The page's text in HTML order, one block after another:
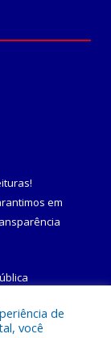
!
em
de
você